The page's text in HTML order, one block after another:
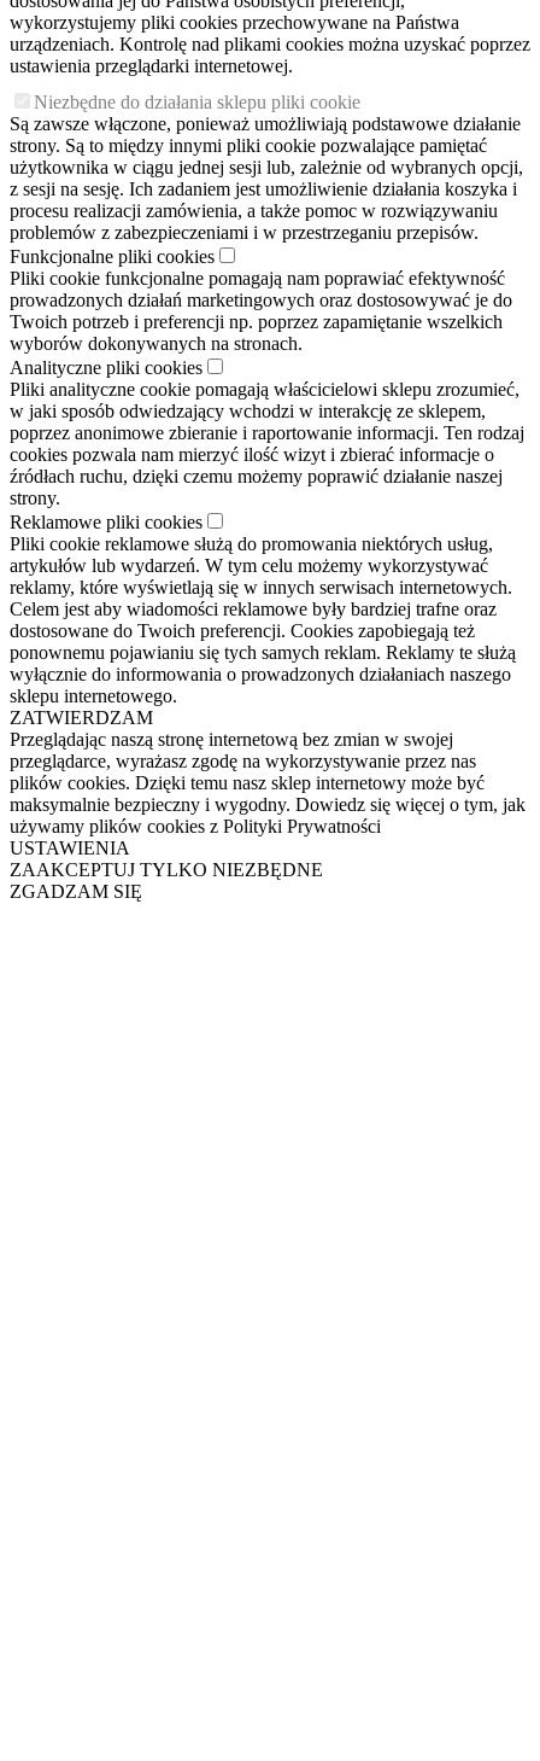
wykorzystujemy pliki cookies przechowywane na Państwa
urządzeniach. Kontrolę nad plikami cookies można uzyskać poprzez
ustawienia przeglądarki internetowej.
Niezbędne do działania sklepu pliki cookie
Są zawsze włączone, ponieważ umożliwiają podstawowe działanie
strony. Są to między innymi pliki cookie pozwalające pamiętać
użytkownika w ciągu jednej sesji lub, zależnie od wybranych opcji,
z sesji na sesję. Ich zadaniem jest umożliwienie działania koszyka i
procesu realizacji zamówienia, a także pomoc w rozwiązywaniu
problemów z zabezpieczeniami i w przestrzeganiu przepisów.
Funkcjonalne pliki cookies
Pliki cookie funkcjonalne pomagają nam poprawiać efektywność
prowadzonych działań marketingowych oraz dostosowywać je do
Twoich potrzeb i preferencji np. poprzez zapamiętanie wszelkich
wyborów dokonywanych na stronach.
Analityczne pliki cookies
Pliki analityczne cookie pomagają właścicielowi sklepu zrozumieć,
w jaki sposób odwiedzający wchodzi w interakcję ze sklepem,
poprzez anonimowe zbieranie i raportowanie informacji. Ten rodzaj
cookies pozwala nam mierzyć ilość wizyt i zbierać informacje o
źródłach ruchu, dzięki czemu możemy poprawić działanie naszej
strony.
Reklamowe pliki cookies
Pliki cookie reklamowe służą do promowania niektórych usług,
artykułów lub wydarzeń. W tym celu możemy wykorzystywać
reklamy, które wyświetlają się w innych serwisach internetowych.
Celem jest aby wiadomości reklamowe były bardziej trafne oraz
dostosowane do Twoich preferencji. Cookies zapobiegają też
ponownemu pojawianiu się tych samych reklam. Reklamy te służą
wyłącznie do informowania o prowadzonych działaniach naszego
sklepu internetowego.
ZATWIERDZAM
Przeglądając naszą stronę internetową bez zmian w swojej
przeglądarce, wyrażasz zgodę na wykorzystywanie przez nas
plików cookies. Dzięki temu nasz sklep internetowy może być
maksymalnie bezpieczny i wygodny. Dowiedz się więcej o tym, jak
używamy plików cookies z Polityki Prywatności
USTAWIENIA
ZAAKCEPTUJ TYLKO NIEZBĘDNE
ZGADZAM SIĘ